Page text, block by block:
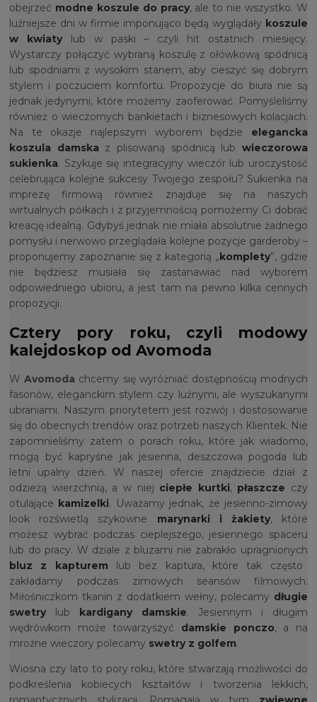
obejrzeć modne koszule do pracy, ale to nie wszystko. W
luźniejsze dni w firmie imponująco będą wyglądały koszule
w kwiatylub w paski – czyli hit ostatnich miesięcy.
Wystarczy połączyć wybraną koszulę z ołówkową spódnicą
lub spodniami z wysokim stanem, aby cieszyć się dobrym
stylem i poczuciem komfortu. Propozycje do biura nie są
jednak jedynymi, które możemy zaoferować. Pomyśleliśmy
również o wieczornych bankietach i biznesowych kolacjach.
Na te okazje najlepszym wyborem będzie elegancka
koszula damska z plisowaną spódnicą lubwieczorowa
sukienka. Szykuje się integracyjny wieczór lub uroczystość
celebrująca kolejne sukcesy Twojego zespołu? Sukienka na
imprezę firmową również znajduje się na naszych
wirtualnych półkach i z przyjemnością pomożemy Ci dobrać
kreację idealną. Gdybyś jednak nie miała absolutnie żadnego
pomysłu i nerwowo przeglądała kolejne pozycje garderoby –
proponujemy zapoznanie się z kategorią „ komplety”, gdzie
nie będziesz musiała się zastanawiać nad wyborem
odpowiedniego ubioru, a jest tam na pewno kilka cennych
propozycji.
Cztery pory roku, czyli modowy
kalejdoskop od Avomoda
WAvomoda chcemy się wyróżniać dostępnością modnych
fasonów, eleganckim stylem czy luźnymi, ale wyszukanymi
ubraniami. Naszym priorytetem jest rozwój i dostosowanie
się do obecnych trendów oraz potrzeb naszych Klientek. Nie
zapomnieliśmy zatem o porach roku, które jak wiadomo,
mogą być kapryśne jak jesienna, deszczowa pogoda lub
letni upalny dzień. W naszej ofercie znajdziecie dział z
odzieżą wierzchnią, a w niej ciepłe kurtki, płaszcze czy
otulające kamizelki. Uważamy jednak, że jesienno-zimowy
look rozświetlą szykowne marynarki i żakiety, które
możesz wybrać podczas cieplejszego, jesiennego spaceru
lub do pracy. W dziale z bluzami nie zabrakło upragnionych
bluz z kapturem lub bez kaptura, które tak często
zakładamy podczas zimowych seansów filmowych.
Miłośniczkom tkanin z dodatkiem wełny, polecamy długie
swetrylub kardigany damskie. Jesiennym i długim
wędrówkom może towarzyszyć damskie ponczo, a na
mroźne wieczory polecamy swetry z golfem.
Wiosna czy lato to pory roku, które stwarzają możliwości do
podkreślenia kobiecych kształtów i tworzenia lekkich,